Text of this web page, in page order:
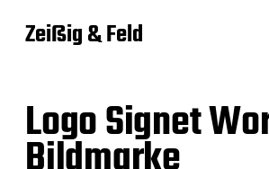
Zeißig & Feld
Logo Signet